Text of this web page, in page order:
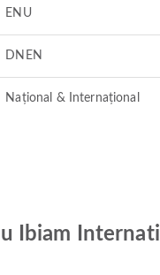
ENU
DNEN
Național & Internațional
Ibiam